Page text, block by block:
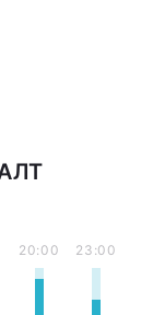
20:00 23:00